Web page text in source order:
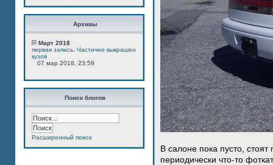
Архивы
Март 2018
первая запись. Частично выкрашен
кузов
07 мар 2018, 23:59
Поиск блогов
Расширенный поиск
В салоне пока пусто,
периодически что-то